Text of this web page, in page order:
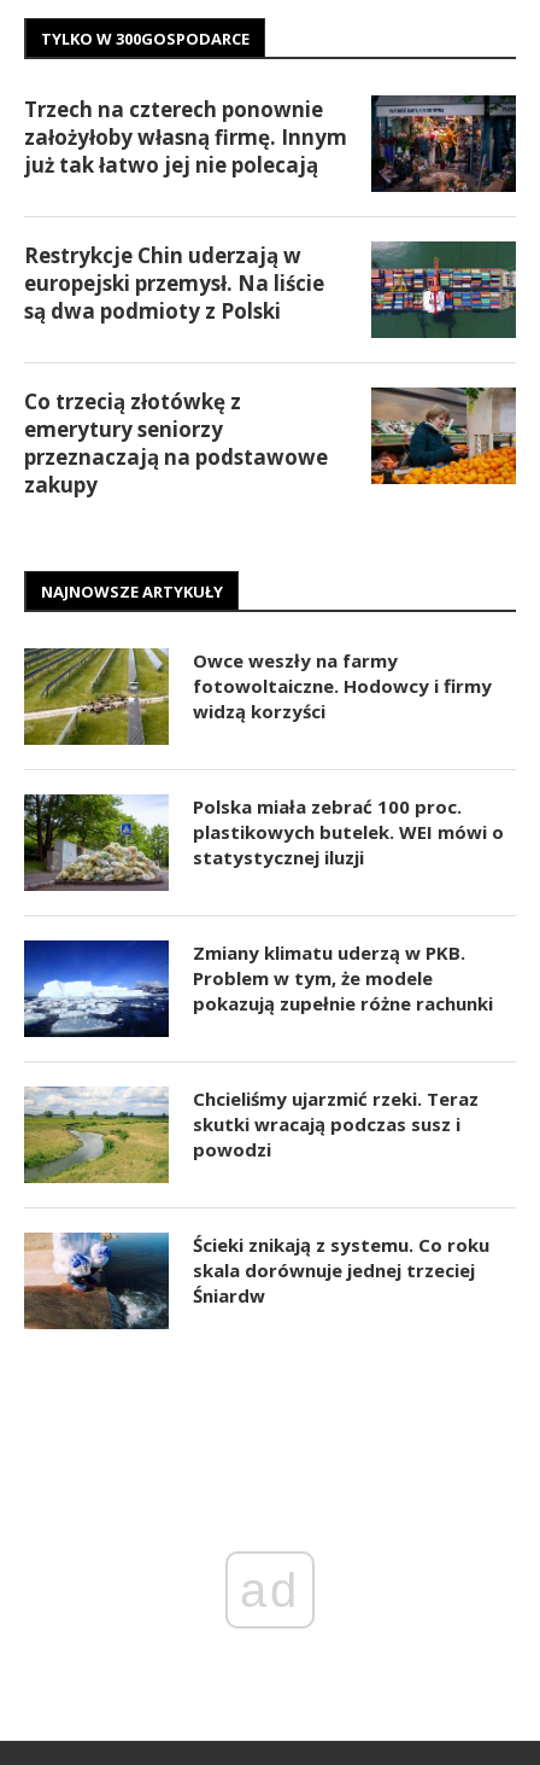
TYLKO W 300GOSPODARCE
Trzech na czterech ponownie
założyłoby własną firmę. Innym
już tak łatwo jej nie polecają
Restrykcje Chin uderzają w
europejski przemysł. Na liście
są dwa podmioty z Polski
Co trzecią złotówkę z
emerytury seniorzy
przeznaczają na podstawowe
zakupy
NAJNOWSZE ARTYKUŁY
Owce weszły na farmy
fotowoltaiczne. Hodowcy i firmy
widzą korzyści
Polska miała zebrać 100 proc.
plastikowych butelek. WEI mówi o
statystycznej iluzji
Zmiany klimatu uderzą w PKB.
Problem w tym, że modele
pokazują zupełnie różne rachunki
Chcieliśmy ujarzmić rzeki. Teraz
skutki wracają podczas susz i
powodzi
Ścieki znikają z systemu. Co roku
skala dorównuje jednej trzeciej
Śniardw
ad